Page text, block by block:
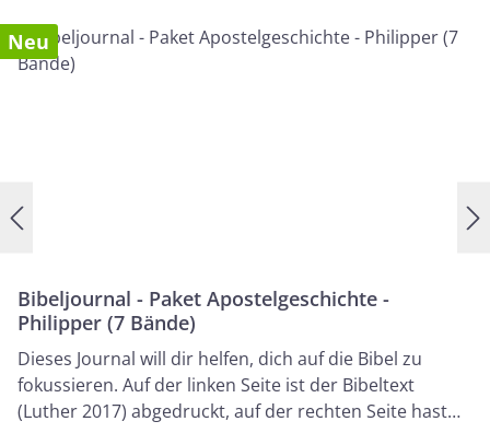
Neu
Bibeljournal - Paket Apostelgeschichte -
Philipper (7 Bände)
Dieses Journal will dir helfen, dich auf die Bibel zu
fokussieren. Auf der linken Seite ist der Bibeltext
(Luther 2017) abgedruckt, auf der rechten Seite hast